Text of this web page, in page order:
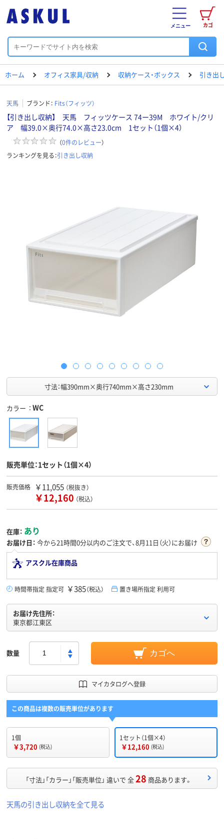
カゴ
メニュー
ホーム オフィス家具/収納 収納ケース・ボックス 引き出
天馬 ブランド： Fits（フィッツ）
【引き出し収納】 天馬 フィッツケース 74ー39M ホワイト/クリ
ア 幅39.0×奥行74.0×高さ23.0cm 1セット（1個×4）
（0件のレビュー）
ランキングを見る：引き出し収納
寸法：幅390mm×奥行740mm×高さ230mm
カラー WC
販売単位：1セット（1個×4）
販売価格 ￥11,055 （税抜き）
￥12,160 （税込）
在庫： あり
お届け日： 今から21時間0分以内のご注文で、8月11日（火）にお届け
アスクル在庫商品
時間帯指定 指定可 ￥385（税込） 置き場所指定 利用可
お届け先住所：
東京都江東区
数量 カゴへ
マイカタログへ登録
この商品は複数の販売単位があります
1個
￥3,720 (税込)
1セット（1個×4）
￥12,160 (税込)
「寸法」「カラー」「販売単位」 違いで 全28 商品あります。
天馬の引き出し収納を全て見る